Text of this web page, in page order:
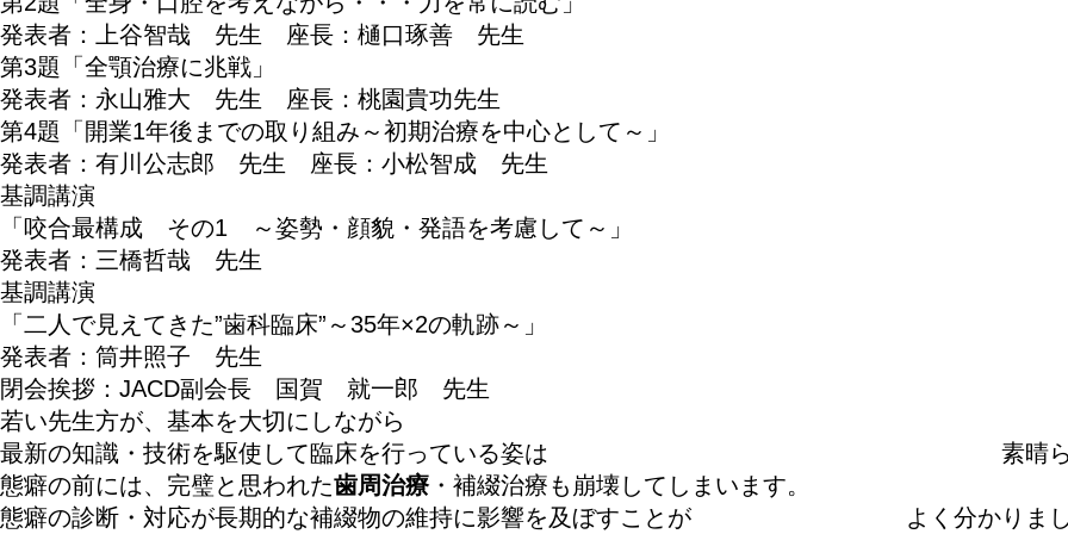
発表者：上谷智哉 先生 座長：樋口琢善 先生
第3題「全顎治療に兆戦」
発表者：永山雅大 先生 座長：桃園貴功先生
第4題「開業1年後までの取り組み～初期治療を中心として～」
発表者：有川公志郎 先生 座長：小松智成 先生
基調講演
「咬合最構成 その1 ～姿勢・顔貌・発語を考慮して～」
発表者：三橋哲哉 先生
基調講演
「二人で見えてきた”歯科臨床”～35年×2の軌跡～」
発表者：筒井照子 先生
閉会挨拶：JACD副会長 国賀 就一郎 先生
若い先生方が、基本を大切にしながら
最新の知識・技術を駆使して臨床を行っている姿は 素晴らしいと
態癖の前には、完璧と思われた歯周治療 ・補綴治療も崩壊してしまいます。
態癖の診断・対応が長期的な補綴物の維持に影響を及ぼすことが よく分かりまし